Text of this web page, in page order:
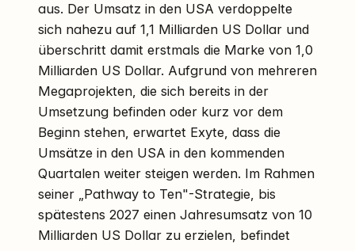
aus. Der Umsatz in den USA verdoppelte
sich nahezu auf 1,1 Milliarden US Dollar und
überschritt damit erstmals die Marke von 1,0
Milliarden US Dollar. Aufgrund von mehreren
Megaprojekten, die sich bereits in der
Umsetzung befinden oder kurz vor dem
Beginn stehen, erwartet Exyte, dass die
Umsätze in den USA in den kommenden
Quartalen weiter steigen werden. Im Rahmen
seiner „Pathway to Ten"-Strategie, bis
spätestens 2027 einen Jahresumsatz von 10
Milliarden US Dollar zu erzielen, befindet